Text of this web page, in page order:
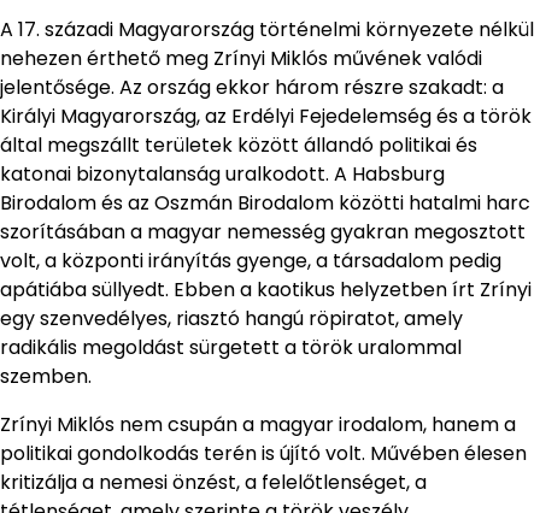
A 17. századi Magyarország történelmi környezete nélkül
nehezen érthető meg Zrínyi Miklós művének valódi
jelentősége. Az ország ekkor három részre szakadt: a
Királyi Magyarország, az Erdélyi Fejedelemség és a török
által megszállt területek között állandó politikai és
katonai bizonytalanság uralkodott. A Habsburg
Birodalom és az Oszmán Birodalom közötti hatalmi harc
szorításában a magyar nemesség gyakran megosztott
volt, a központi irányítás gyenge, a társadalom pedig
apátiába süllyedt. Ebben a kaotikus helyzetben írt Zrínyi
egy szenvedélyes, riasztó hangú röpiratot, amely
radikális megoldást sürgetett a török uralommal
szemben.
Zrínyi Miklós nem csupán a magyar irodalom, hanem a
politikai gondolkodás terén is újító volt. Művében élesen
kritizálja a nemesi önzést, a felelőtlenséget, a